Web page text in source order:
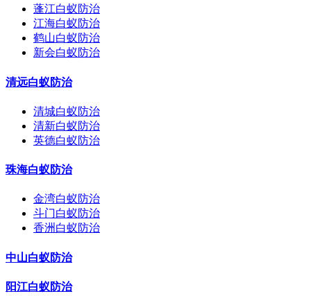
蓬江白蚁防治
江海白蚁防治
鹤山白蚁防治
新会白蚁防治
清远白蚁防治
清城白蚁防治
清新白蚁防治
英德白蚁防治
珠海白蚁防治
金湾白蚁防治
斗门白蚁防治
香洲白蚁防治
中山白蚁防治
阳江白蚁防治